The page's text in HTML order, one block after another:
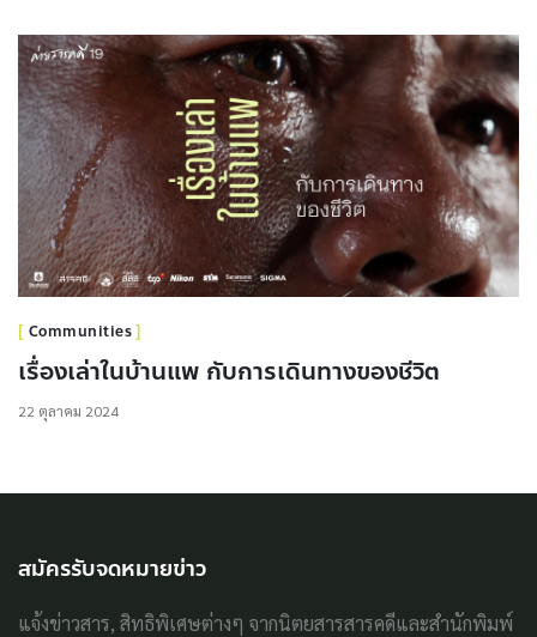
Communities
เรื่องเล่าในบ้านแพ กับการเดินทางของชีวิต
22 ตุลาคม 2024
สมัครรับจดหมายข่าว
แจ้งข่าวสาร, สิทธิพิเศษต่างๆ จากนิตยสารสารคดีและสำนักพิมพ์